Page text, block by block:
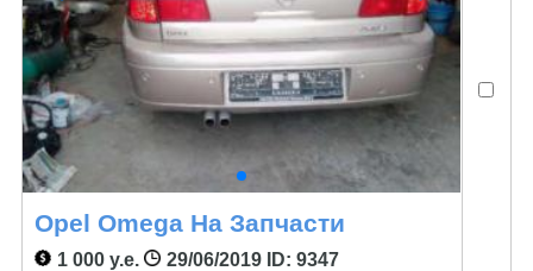
Opel Omega На Запчасти
1 000 у.е. 29/06/2019ID: 9347